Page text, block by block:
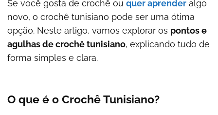
Se você gosta de crochê ou quer aprender algo
novo, o crochê tunisiano pode ser uma ótima
opção. Neste artigo, vamos explorar os pontos e
agulhas de crochê tunisiano, explicando tudo de
forma simples e clara.
O que é o Crochê Tunisiano?